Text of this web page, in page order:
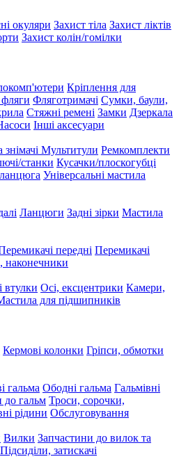
окуляри Захист тіла Захист ліктів
Захист колін/гомілки
Кріплення для
Фляготримачі Сумки, баули,
Стяжні ремені Замки Дзеркала
Інші аксесуари
Мультитули Ремкомплекти
станки Кусачки/плоскогубці
Універсальні мастила
Ланцюги Задні зірки Мастила
передні Перемикачі
наконечники
втулки Осі, ексцентрики Камери,
для підшипників
Кермові колонки Гріпси, обмотки
гальма Ободні гальма Гальмівні
гальм Троси, сорочки,
рідини Обслуговування
Вилки Запчастини до вилок та
Підсиділи, затискачі